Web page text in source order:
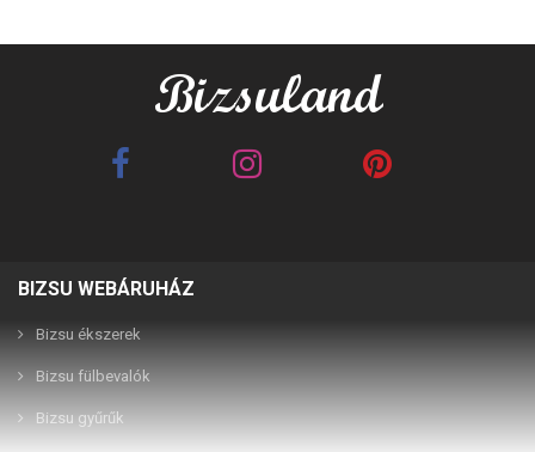
Best Friends barna 2in1
2,990 Ft
BIZSU WEBÁRUHÁZ
Bizsu ékszerek
Bizsu fülbevalók
Bizsu gyűrűk